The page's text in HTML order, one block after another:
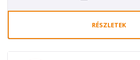
RÉSZLETEK